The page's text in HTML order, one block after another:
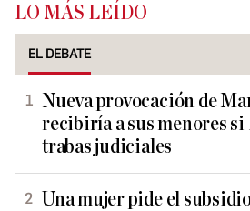
LO MÁS LEÍDO
EL DEBATE
Nueva provocación de
recibiría a sus menores si
trabas judiciales
Una mujer pide el